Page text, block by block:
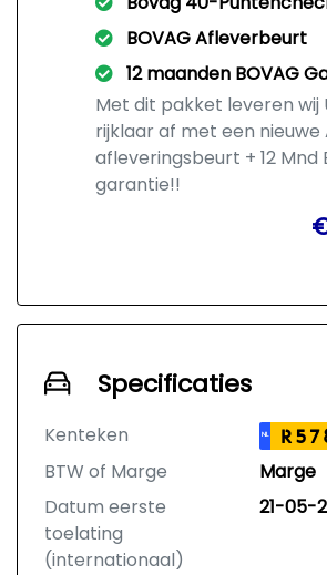
BOVAG Afleverbeurt
12 maanden BOVAG
Met dit pakket leveren wij
rijklaar af met een nieuwe
afleveringsbeurt + 12 Mnd
garantie!!
Specificaties
Kenteken NL
BTW of Marge
Marge
Datum eerste
toelating
(internationaal)
21-05-